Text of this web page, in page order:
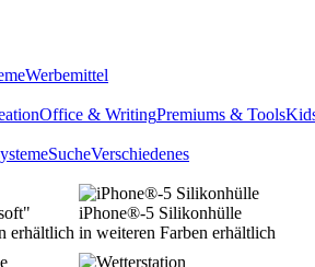
Werbemittel
Office & WritingPremiums & Tools
SucheVerschiedenes
erhältlich
iPhone®-5 Silikonhülle
in weiteren Farben erhältlich